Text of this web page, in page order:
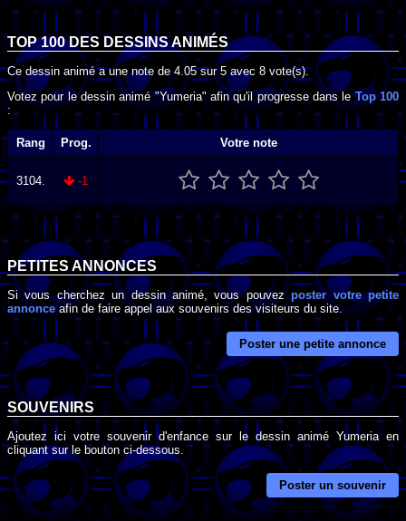
TOP 100 DES DESSINS ANIMÉS
Ce dessin animé a une note de4.05sur5avec 8 vote(s).
Votez pour le dessin animé "Yumeria" afin qu'il progresse dans leTop 100
:
Rang Prog. Votre note
3104. -1
PETITES ANNONCES
Si vous cherchez un dessin animé, vous pouvezposter votre petite
annonce afin de faire appel aux souvenirs des visiteurs du site.
Poster une petite annonce
SOUVENIRS
Ajoutez ici votre souvenir d'enfance sur le dessin animé Yumeria en
cliquant sur le bouton ci-dessous.
Poster un souvenir